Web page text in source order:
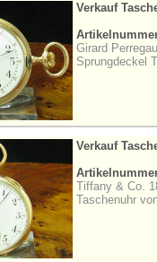
Verkauf
Girard
Sprungdeckel
Verkauf
Tiffany & Co.
Taschenuhr